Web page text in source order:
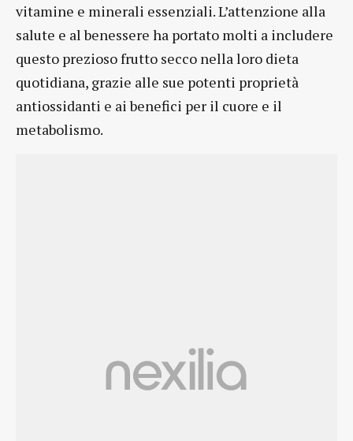
vitamine e minerali essenziali. L’attenzione alla
salute e al benessere ha portato molti a includere
questo prezioso frutto secco nella loro dieta
quotidiana, grazie alle sue potenti proprietà
antiossidanti e ai benefici per il cuore e il
metabolismo.